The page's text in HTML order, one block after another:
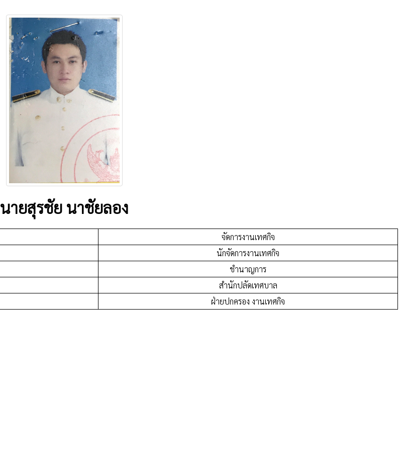
นายสุรชัย นาชัยลอง
จัดการงานเทศกิจ
นักจัดการงานเทศกิจ
ชำนาญการ
สำนักปลัดเทศบาล
ฝ่ายปกครอง งานเทศกิจ